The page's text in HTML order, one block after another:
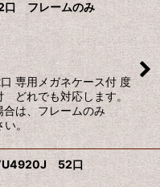
フレームのみ
専用メガネケース付 度
どれでも対応します。
は、フレームのみ
。
52口